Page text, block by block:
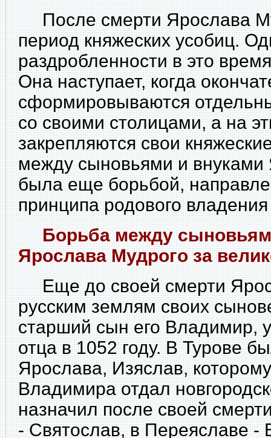
После смерти Ярослава
период княжеских усобиц.
раздробленности в это
Она наступает, когда
сформировываются
со своими столицами, а на
закрепляются свои
между сыновьями и внуками
была еще борьбой,
принципа родового
Борьба между
Ярослава Мудрого за
Еще до своей смерти
русским землям своих
старший сын его Владимир,
отца в 1052 году. В Турове
Ярослава, Изяслав,
Владимира отдал
назначил после своей
- Святослав, в Переяславе -